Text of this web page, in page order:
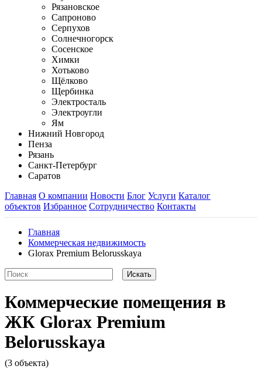
Рязановское
Сапроново
Серпухов
Солнечногорск
Сосенское
Химки
Хотьково
Щёлково
Щербинка
Электросталь
Электроугли
Ям
Нижний Новгород
Пенза
Рязань
Санкт-Петербург
Саратов
Главная О компании Новости Блог Услуги Каталог
объектов Избранное Сотрудничество Контакты
Главная
Коммерческая недвижимость
Glorax Premium Belorusskaya
Коммерческие помещения в
ЖК Glorax Premium
Belorusskaya
(3 объекта)